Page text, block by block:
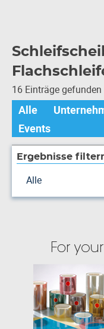
16 Einträge gefunden
Alle
Events
Ergebnisse
Alle